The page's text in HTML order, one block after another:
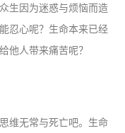
生因为迷惑与烦恼而造
忍心呢？生命本来已经
他人带来痛苦呢？
维无常与死亡吧。生命